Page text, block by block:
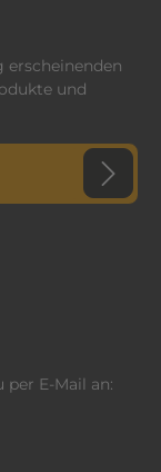
erscheinenden
und
E-Mail an: